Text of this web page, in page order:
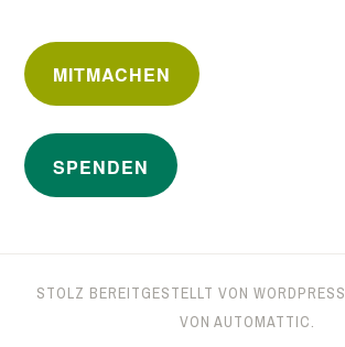
MITMACHEN
SPENDEN
STOLZ BEREITGESTELLT VON WORDPRESS
VON AUTOMATTIC.